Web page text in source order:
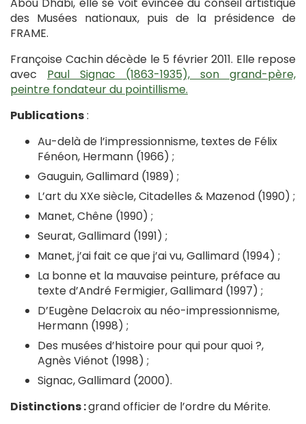
Abou Dhabi, elle se voit évincée du conseil artistique
des Musées nationaux, puis de la présidence de
FRAME.
Françoise Cachin décède le 5 février 2011. Elle repose
avec Paul Signac (1863-1935), son grand-père,
peintre fondateur du pointillisme.
Publications:
Au-delà de l’impressionnisme, textes de Félix
Fénéon, Hermann (1966) ;
Gauguin, Gallimard (1989) ;
L’art du XXe siècle, Citadelles & Mazenod (1990) ;
Manet, Chêne (1990) ;
Seurat, Gallimard (1991) ;
Manet, j’ai fait ce que j’ai vu, Gallimard (1994) ;
La bonne et la mauvaise peinture, préface au
texte d’André Fermigier, Gallimard (1997) ;
D’Eugène Delacroix au néo-impressionnisme,
Hermann (1998) ;
Des musées d’histoire pour qui pour quoi ?,
Agnès Viénot (1998) ;
Signac, Gallimard (2000).
Distinctions :grand officier de l’ordre du Mérite.